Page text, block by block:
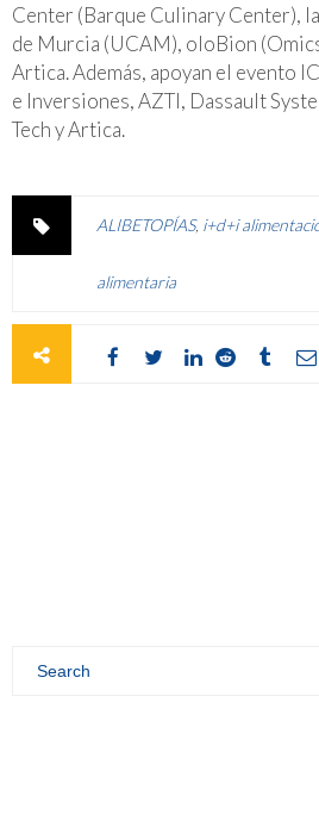
Center (Barque Culinary Center),
de Murcia (UCAM), oloBion
Artica. Además, apoyan el evento
e Inversiones, AZTI, Dassault
Tech y Artica.
ALIBETOPÍAS, i+d+i
alimentaria